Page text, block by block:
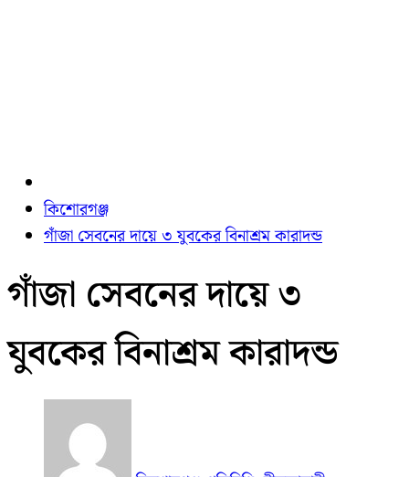
কিশোরগঞ্জ
গাঁজা সেবনের দায়ে ৩ যুবকের বিনাশ্রম কারাদন্ড
গাঁজা সেবনের দায়ে ৩
যুবকের বিনাশ্রম কারাদন্ড